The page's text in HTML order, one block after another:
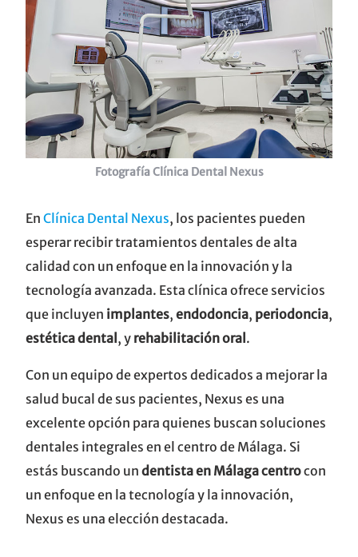
Fotografía Clínica Dental Nexus
En Clínica Dental Nexus, los pacientes pueden
esperar recibir tratamientos dentales de alta
calidad con un enfoque en la innovación y la
tecnología avanzada. Esta clínica ofrece servicios
que incluyen implantes, endodoncia, periodoncia,
estética dental , y rehabilitación oral .
Con un equipo de expertos dedicados a mejorar la
salud bucal de sus pacientes, Nexus es una
excelente opción para quienes buscan soluciones
dentales integrales en el centro de Málaga. Si
estás buscando un dentista en Málaga centrocon
un enfoque en la tecnología y la innovación,
Nexus es una elección destacada.